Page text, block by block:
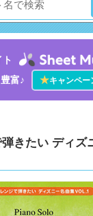
富♪
★キャンペー
きたい ディズ